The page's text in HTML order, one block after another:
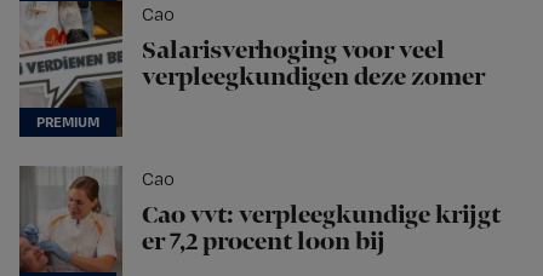
Cao
Salarisverhoging voor veel
verpleegkundigen deze zomer
Cao
Cao vvt: verpleegkundige krijgt
er 7,2 procent loon bij